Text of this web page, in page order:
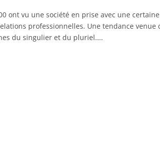
ont vu une société en prise avec une
professionnelles. Une tendance venue
du singulier et du pluriel....